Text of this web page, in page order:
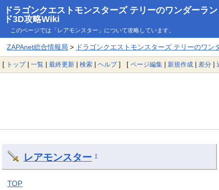
ドラゴンクエストモンスターズ テリーのワンダーラン
ド3D攻略Wiki
このページでは「レアモンスター」について攻略しています。
ZAPAnet総合情報局 > ドラゴンクエストモンスターズ テリーのワン
[ トップ| 一覧 | 最終更新 | 検索 | ヘルプ] [ ページ編集 | 新規作成 | 差分 |
レアモンスター †
TOP